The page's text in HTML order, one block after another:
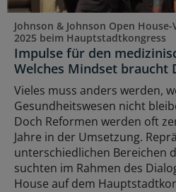
Johnson & Johnson Open
2025 beim Hauptstadtkongress
Impulse für den
Welches Mindset braucht
Vieles muss anders werden,
Gesundheitswesen nicht
Doch Reformen werden oft
Jahre in der Umsetzung.
unterschiedlichen Bereichen
suchten im Rahmen des
House auf dem